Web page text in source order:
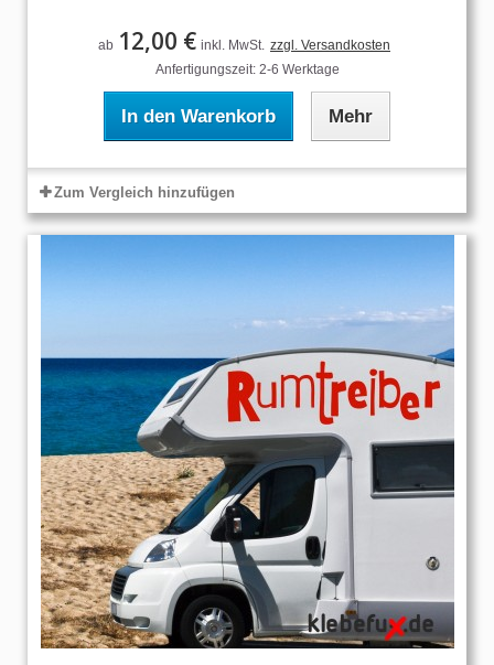
ab 12,00 € inkl. MwSt. zzgl. Versandkosten
Anfertigungszeit: 2-6 Werktage
In den Warenkorb Mehr
Zum Vergleich hinzufügen